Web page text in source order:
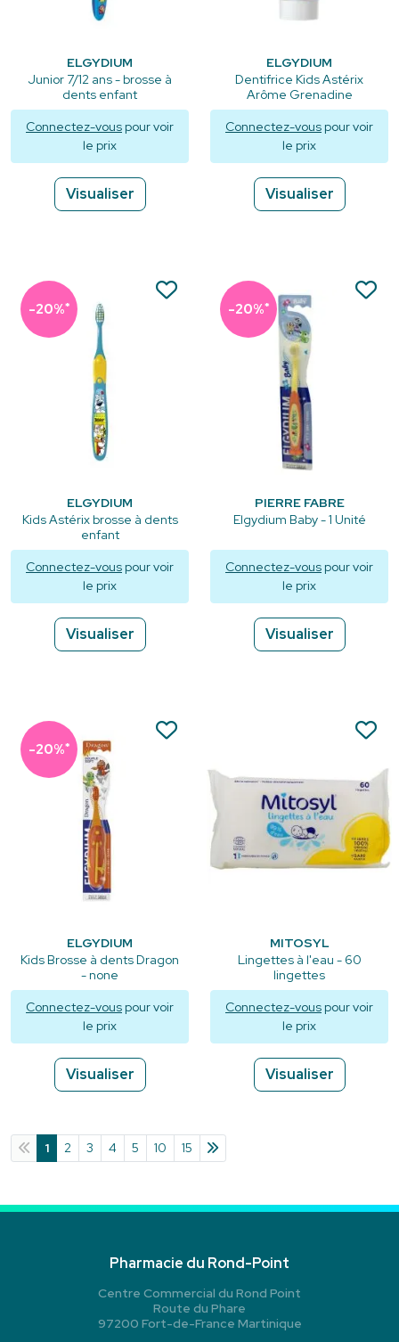
ELGYDIUM
Junior 7/12 ans - brosse à
dents enfant
Connectez-vous pour voir
le prix
Visualiser
ELGYDIUM
Dentifrice Kids Astérix
Arôme Grenadine
Connectez-vous pour voir
le prix
Visualiser
-20%*
ELGYDIUM
Kids Astérix brosse à dents
enfant
Connectez-vous pour voir
le prix
Visualiser
-20%*
PIERRE FABRE
Elgydium Baby - 1 Unité
Connectez-vous pour voir
le prix
Visualiser
-20%*
ELGYDIUM
Kids Brosse à dents Dragon
- none
Connectez-vous pour voir
le prix
Visualiser
MITOSYL
Lingettes à l'eau - 60
lingettes
Connectez-vous pour voir
le prix
Visualiser
1 2 3 4 5 10 15
Pharmacie du Rond-Point
Centre Commercial du Rond Point
Route du Phare
97200 Fort-de-France Martinique